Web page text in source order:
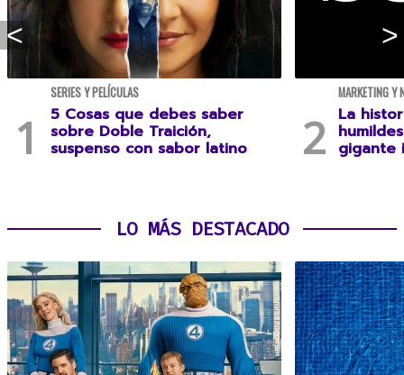
SERIES Y PELÍCULAS
5 Cosas que debes saber
sobre Doble Traición,
suspenso con sabor latino
MARKETING Y
La
gigante
LO MÁS DESTACADO